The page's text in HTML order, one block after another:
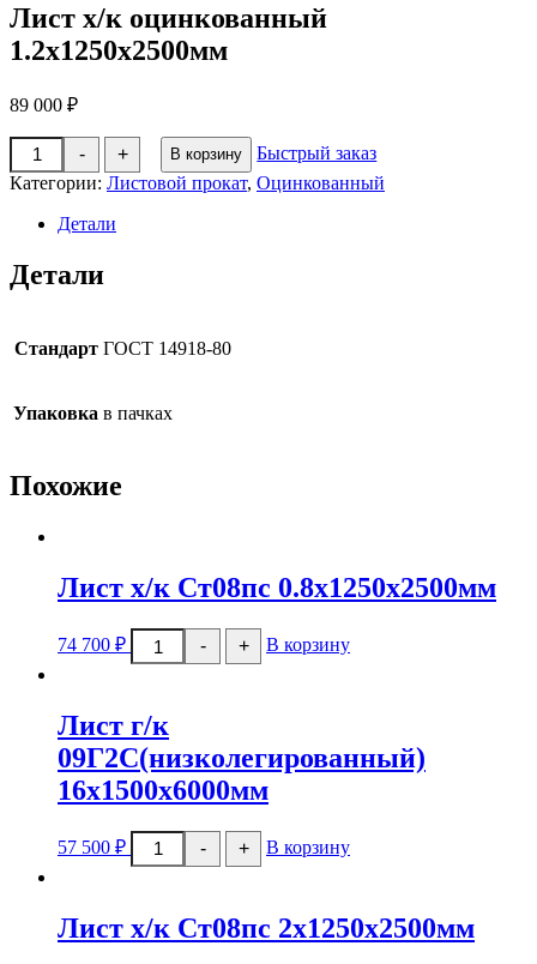
Лист х/к оцинкованный
1.2х1250х2500мм
89 000 ₽
-
Количество
товара
Лист
оцинкованный
+ В корзину
Быстрый заказ
Категории: Листовой прокат, Оцинкованный
Детали
Детали
Стандарт ГОСТ 14918-80
Упаковка в пачках
Похожие
Лист х/к Ст08пс 0.8х1250х2500мм
74 700 ₽ -
Количество
товара
Ст08пс
0.8х1250х2500мм
+ В корзину
Лист г/к
09Г2С(низколегированный)
16х1500х6000мм
57 500 ₽ -
Количество
товара
09Г2С(низколегированный)
+ В корзину
Лист х/к Ст08пс 2х1250х2500мм